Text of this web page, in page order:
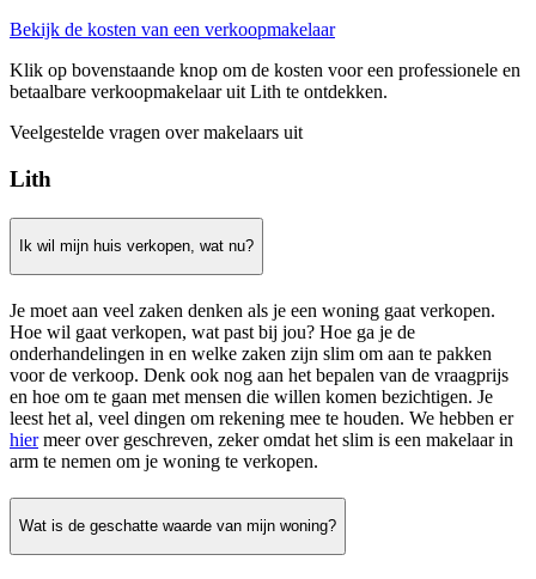
Bekijk de kosten van een verkoopmakelaar
Klik op bovenstaande knop om de kosten voor een professionele en
betaalbare verkoopmakelaar uit Lith te ontdekken.
Veelgestelde vragen over makelaars uit
Lith
Ik wil mijn huis verkopen, wat nu?
Je moet aan veel zaken denken als je een woning gaat verkopen.
Hoe wil gaat verkopen, wat past bij jou? Hoe ga je de
onderhandelingen in en welke zaken zijn slim om aan te pakken
voor de verkoop. Denk ook nog aan het bepalen van de vraagprijs
en hoe om te gaan met mensen die willen komen bezichtigen. Je
leest het al, veel dingen om rekening mee te houden. We hebben er
hiermeer over geschreven, zeker omdat het slim is een makelaar in
arm te nemen om je woning te verkopen.
Wat is de geschatte waarde van mijn woning?